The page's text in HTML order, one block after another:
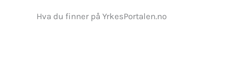
Hva du finner på YrkesPortalen.no